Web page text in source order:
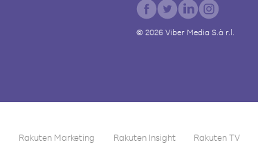
© 2026 Viber Media S.à r.l.
Rakuten Marketing Rakuten Insight Rakuten TV